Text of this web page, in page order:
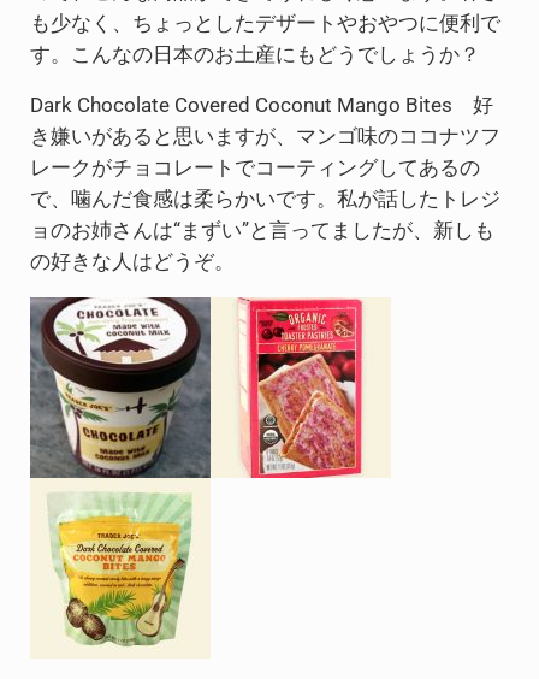
も少なく、ちょっとしたデザートやおやつに便利で
す。こんなの日本のお土産にもどうでしょうか？
Dark Chocolate Covered Coconut Mango Bites 好
き嫌いがあると思いますが、マンゴ味のココナツフ
レークがチョコレートでコーティングしてあるの
で、噛んだ食感は柔らかいです。私が話したトレジ
ョのお姉さんは“まずい”と言ってましたが、新しも
の好きな人はどうぞ。